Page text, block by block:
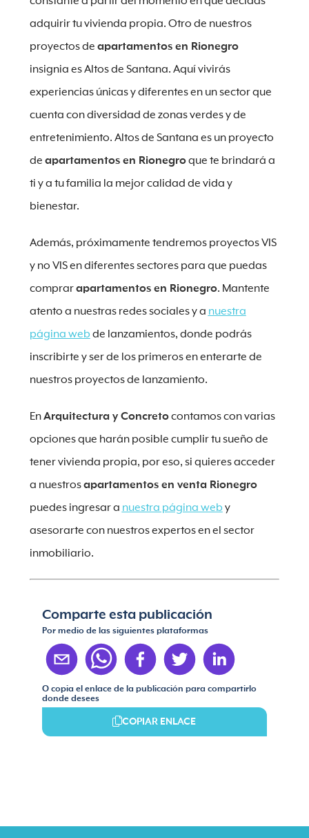
adquirir tu vivienda propia. Otro de nuestros
proyectos de apartamentos en Rionegro
insignia es Altos de Santana. Aquí vivirás
experiencias únicas y diferentes en un sector que
cuenta con diversidad de zonas verdes y de
entretenimiento. Altos de Santana es un proyecto
de apartamentos en Rionegroque te brindará a
ti y a tu familia la mejor calidad de vida y
bienestar.
Además, próximamente tendremos proyectos VIS
y no VIS en diferentes sectores para que puedas
comprarapartamentos en Rionegro. Mantente
atento a nuestras redes sociales y a nuestra
página web de lanzamientos, donde podrás
inscribirte y ser de los primeros en enterarte de
nuestros proyectos de lanzamiento.
EnArquitectura y Concretocontamos con varias
opciones que harán posible cumplir tu sueño de
tener vivienda propia, por eso, si quieres acceder
a nuestrosapartamentos en venta Rionegro
puedes ingresar a nuestra página web y
asesorarte con nuestros expertos en el sector
inmobiliario.
Comparte esta publicación
Por medio de las siguientes plataformas
O copia el enlace de la publicación para compartirlo
donde desees
COPIAR ENLACE